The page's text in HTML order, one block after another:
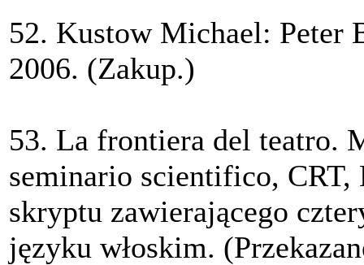
52. Kustow Michael: Peter
2006. (Zakup.)
53. La frontiera del teatro.
seminario scientifico,
skryptu zawierającego
języku włoskim.